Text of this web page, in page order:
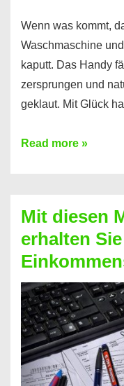
Wenn was kommt,
Waschmaschine
kaputt. Das Handy
zersprungen und
geklaut. Mit Glück
Ferratum
für
schnelle
Durchstarter
Read more »
Mit diesen
erhalten